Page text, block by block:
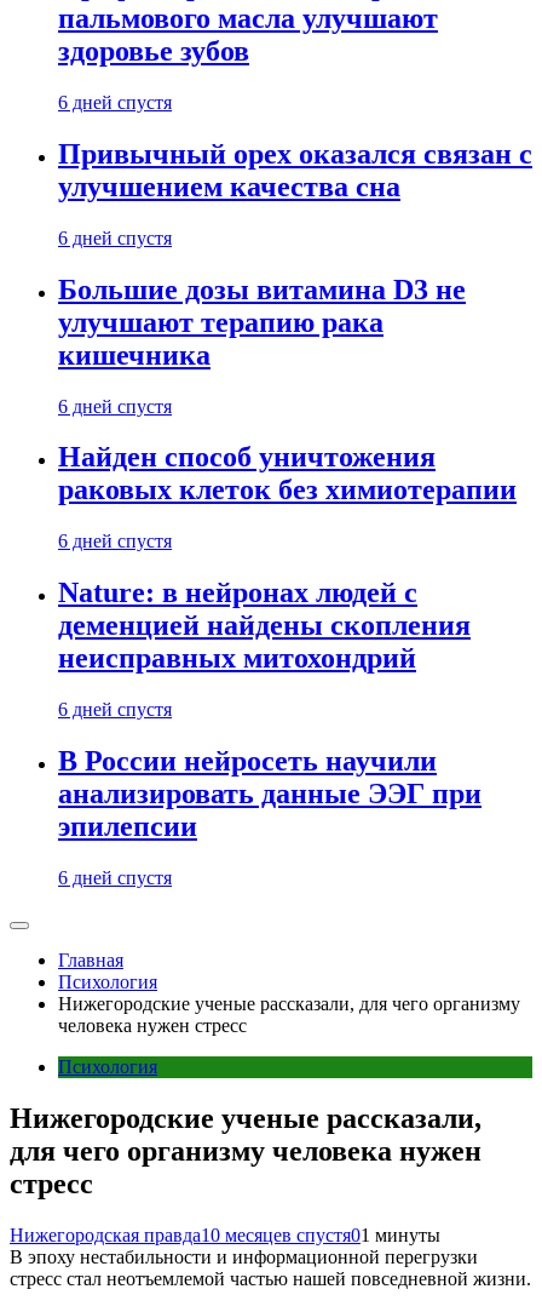
пальмового масла улучшают
здоровье зубов
6 дней спустя
Привычный орех оказался связан с
улучшением качества сна
6 дней спустя
Большие дозы витамина D3 не
улучшают терапию рака
кишечника
6 дней спустя
Найден способ уничтожения
раковых клеток без химиотерапии
6 дней спустя
Nature: в нейронах людей с
деменцией найдены скопления
неисправных митохондрий
6 дней спустя
В России нейросеть научили
анализировать данные ЭЭГ при
эпилепсии
6 дней спустя
Главная
Психология
Нижегородские ученые рассказали, для чего организму
человека нужен стресс
Психология
Нижегородские ученые рассказали,
для чего организму человека нужен
стресс
Нижегородская правда10 месяцев спустя01 минуты
В эпоху нестабильности и информационной перегрузки
стресс стал неотъемлемой частью нашей повседневной жизни.